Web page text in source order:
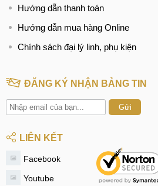
Hướng dẫn thanh toán
Hướng dẫn mua hàng Online
Chính sách đại lý linh, phụ kiện
ĐĂNG KÝ NHẬN BẢNG TIN
Gửi
LIÊN KẾT
Facebook
Youtube